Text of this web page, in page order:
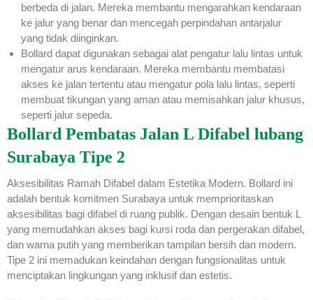
berbeda di jalan. Mereka membantu mengarahkan kendaraan
ke jalur yang benar dan mencegah perpindahan antarjalur
yang tidak diinginkan.
Bollard dapat digunakan sebagai alat pengatur lalu lintas untuk
mengatur arus kendaraan. Mereka membantu membatasi
akses ke jalan tertentu atau mengatur pola lalu lintas, seperti
membuat tikungan yang aman atau memisahkan jalur khusus,
seperti jalur sepeda.
Bollard Pembatas Jalan L Difabel lubang
Surabaya Tipe 2
Aksesibilitas Ramah Difabel dalam Estetika Modern. Bollard ini
adalah bentuk komitmen Surabaya untuk memprioritaskan
aksesibilitas bagi difabel di ruang publik. Dengan desain bentuk L
yang memudahkan akses bagi kursi roda dan pergerakan difabel,
dan warna putih yang memberikan tampilan bersih dan modern.
Tipe 2 ini memadukan keindahan dengan fungsionalitas untuk
menciptakan lingkungan yang inklusif dan estetis.